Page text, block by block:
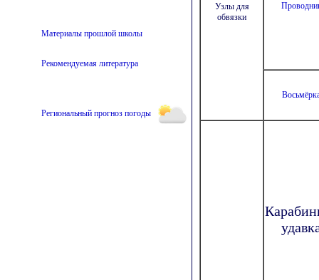
Узлы для
обвязки
Материалы прошлой школы
Рекомендуемая литература
Региональный прогноз погоды